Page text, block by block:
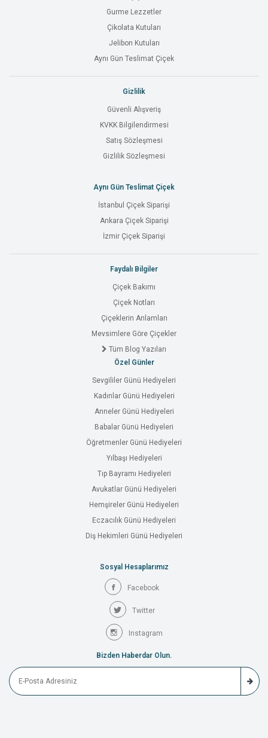
Gurme Lezzetler
Çikolata Kutuları
Jelibon Kutuları
Aynı Gün Teslimat Çiçek
Gizlilik
Güvenli Alışveriş
KVKK Bilgilendirmesi
Satış Sözleşmesi
Gizlilik Sözleşmesi
Aynı Gün Teslimat Çiçek
İstanbul Çiçek Siparişi
Ankara Çiçek Siparişi
İzmir Çiçek Siparişi
Faydalı Bilgiler
Çiçek Bakımı
Çiçek Notları
Çiçeklerin Anlamları
Mevsimlere Göre Çiçekler
Tüm Blog Yazıları
Özel Günler
Sevgililer Günü Hediyeleri
Kadınlar Günü Hediyeleri
Anneler Günü Hediyeleri
Babalar Günü Hediyeleri
Öğretmenler Günü Hediyeleri
Yılbaşı Hediyeleri
Tıp Bayramı Hediyeleri
Avukatlar Günü Hediyeleri
Hemşireler Günü Hediyeleri
Eczacılık Günü Hediyeleri
Diş Hekimleri Günü Hediyeleri
Sosyal Hesaplarımız
Facebook
Twitter
Instagram
Bizden Haberdar Olun.